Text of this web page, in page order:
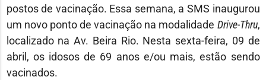
postos de vacinação. Essa semana, a SMS inaugurou
um novo ponto de vacinação na modalidade Drive-Thru,
localizado na Av. Beira Rio. Nesta sexta-feira, 09 de
abril, os idosos de 69 anos e/ou mais, estão sendo
vacinados.